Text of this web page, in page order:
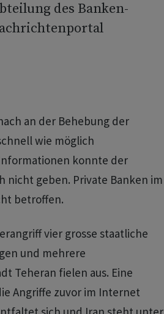
des Banken-
an der Behebung der
wie möglich
konnte der
nicht geben. Private Banken im
betroffen.
vier grosse staatliche
und mehrere
Teheran fielen aus. Eine
Angriffe zuvor im Internet